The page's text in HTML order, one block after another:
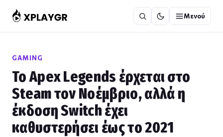
στο
περιεχόμενο
Μενού
GAMING
Το Apex Legends έρχεται στο
Steam τον Νοέμβριο, αλλά η
έκδοση Switch έχει
καθυστερήσει έως το 2021